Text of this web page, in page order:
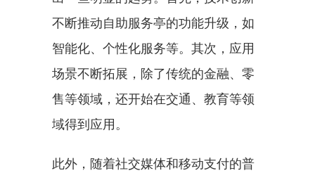
不断推动自助服务亭的功能升级，如
智能化、个性化服务等。其次，应用
场景不断拓展，除了传统的金融、零
售等领域，还开始在交通、教育等领
域得到应用。
此外，随着社交媒体和移动支付的普